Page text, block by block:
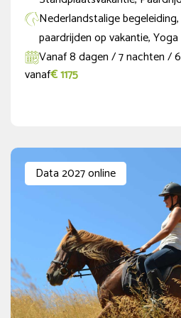
Nederlandstalige
paardrijden op vakantie,
Vanaf 8 dagen / 7 nachten /
vanaf€ 1175
Data 2027 online